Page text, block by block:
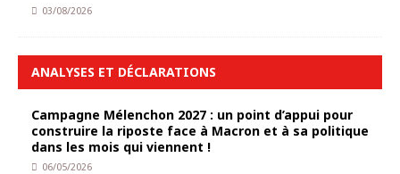
03/08/2026
ANALYSES ET DÉCLARATIONS
Campagne Mélenchon 2027 : un point d’appui pour
construire la riposte face à Macron et à sa politique
dans les mois qui viennent !
06/05/2026